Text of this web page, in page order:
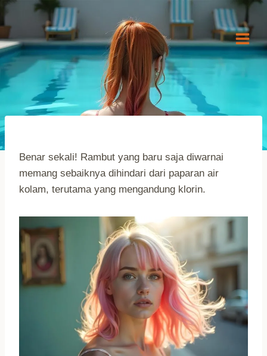
Skip
to
content
Benar sekali! Rambut yang baru saja diwarnai
memang sebaiknya dihindari dari paparan air
kolam, terutama yang mengandung klorin.